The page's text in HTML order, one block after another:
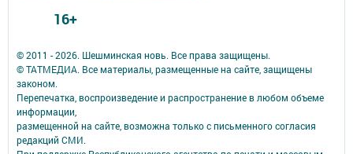
© 2011 - 2026. Шешминская новь. Все права защищены.
© ТАТМЕДИА. Все материалы, размещенные на сайте, защищены
законом.
Перепечатка, воспроизведение и распространение в любом объеме
информации,
размещенной на сайте, возможна только с письменного согласия
редакций СМИ.
16+